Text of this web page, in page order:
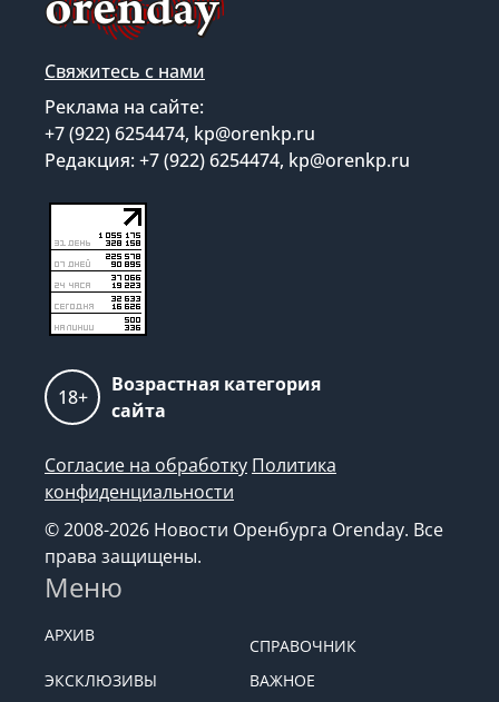
Свяжитесь с нами
Реклама на сайте:
+7 (922) 6254474, kp@orenkp.ru
Редакция: +7 (922) 6254474, kp@orenkp.ru
18+
Возрастная категория
сайта
Согласие на обработку Политика
конфиденциальности
© 2008-2026 Новости Оренбурга Orenday. Все
права защищены.
Меню
АРХИВ
СПРАВОЧНИК
ЭКСКЛЮЗИВЫ
ВАЖНОЕ